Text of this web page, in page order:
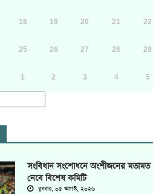
18 19 20 21 22
25 26 27 28 29
1 2 3 4 5
সংবিধান সংশোধনে অংশীজনের মতামত
নেবে বিশেষ কমিটি
বুধবার, ০৫ আগস্ট, ২০২৬